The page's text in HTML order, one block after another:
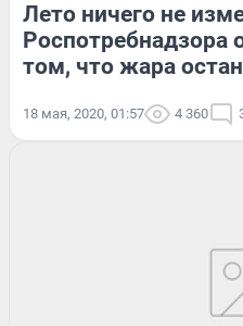
Лето ничего не
Роспотребнадзора
том, что жара
18 мая, 2020, 01:57 4 360